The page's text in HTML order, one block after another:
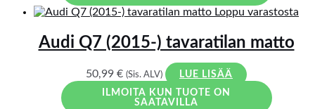
Loppu varastosta
Audi Q7 (2015-) tavaratilan matto
50,99 € (Sis. ALV)
LUE LISÄÄ
ILMOITA KUN TUOTE ON
SAATAVILLA